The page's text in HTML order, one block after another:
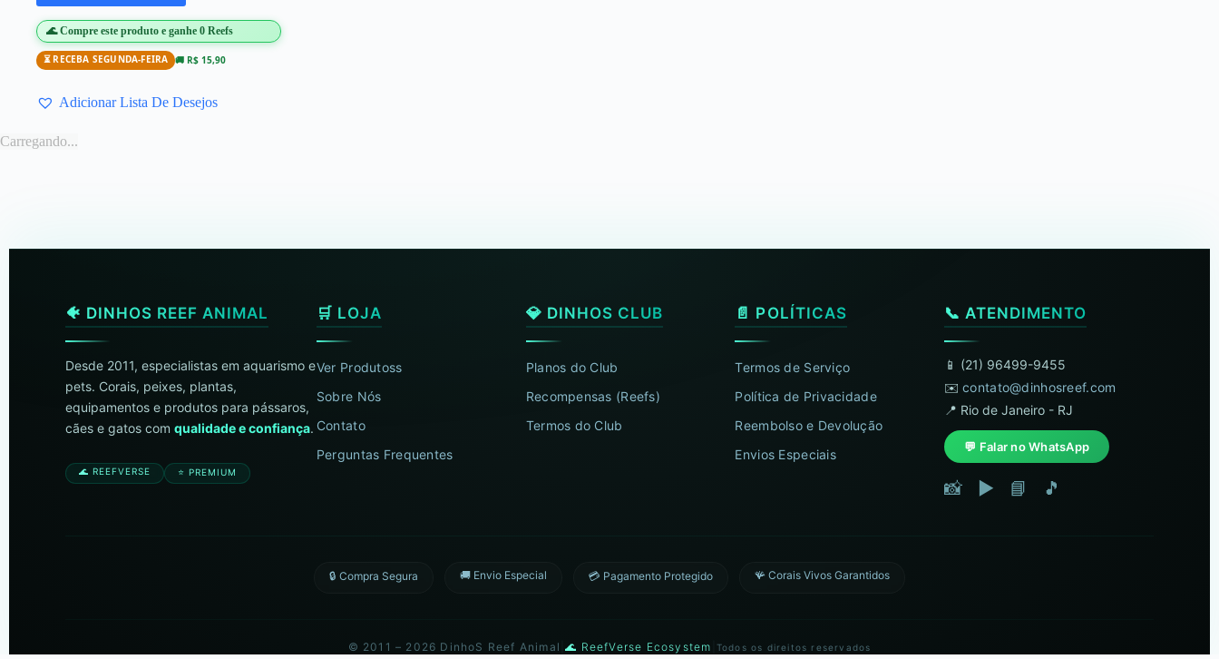
🌊 Compre este produto e ganhe 0 Reefs
⏳ RECEBA SEGUNDA-FEIRA 🚚 R$ 15,90
Adicionar Lista De Desejos
Carregando...
🐠 DINHOS REEF ANIMAL
Desde 2011, especialistas em aquarismo e
pets. Corais, peixes, plantas,
equipamentos e produtos para pássaros,
cães e gatos com qualidade e confiança.
🌊 REEFVERSE ⭐ PREMIUM
🛒 LOJA
Ver Produtoss
Sobre Nós
Contato
Perguntas Frequentes
💎 DINHOS CLUB
Planos do Club
Recompensas (Reefs)
Termos do Club
📄 POLÍTICAS
Termos de Serviço
Política de Privacidade
Reembolso e Devolução
Envios Especiais
📞 ATENDIMENTO
📱 (21) 96499-9455
✉️contato@dinhosreef.com
📍 Rio de Janeiro - RJ
💬 Falar no WhatsApp
📸 ▶️ 📘 🎵
🔒 Compra Segura 🚚 Envio Especial 💳 Pagamento Protegido 🪸 Corais Vivos Garantidos
© 2011 – 2026 DinhoS Reef Animal |🌊 ReefVerse Ecosystem Todos os direitos reservados